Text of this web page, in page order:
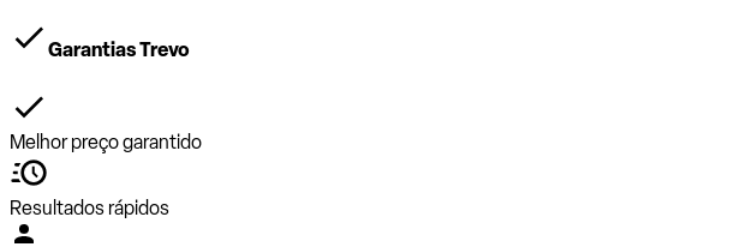
Garantias Trevo
Melhor preço garantido
Resultados rápidos